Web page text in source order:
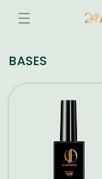
passer
au
BASES